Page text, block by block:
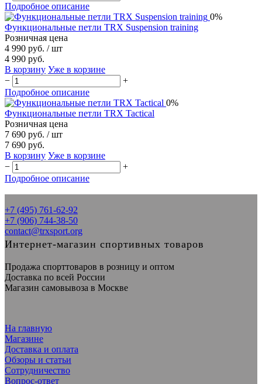
Подробное описание
0%
Функциональные петли TRX Suspension training
Розничная цена
4 990 руб. / шт
4 990 руб.
В корзину Уже в корзине
−
+
Подробное описание
0%
Функциональные петли TRX Tactical
Розничная цена
7 690 руб. / шт
7 690 руб.
В корзину Уже в корзине
−
+
Подробное описание
+7 (495) 761-62-92
+7 (906) 744-38-50
contact@trxsport.org
Интернет-магазин спортивных товаров
Продажа спорттоваров в розницу и оптом
Доставка по всей России
Магазин самовывоза в Москве
На главную
Магазине
Доставка и оплата
Обзоры и статьи
Сотрудничество
Вопрос-ответ